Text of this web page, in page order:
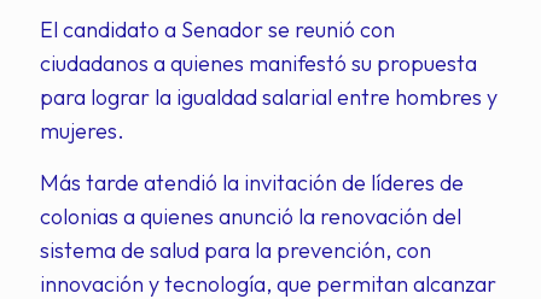
El candidato a Senador se reunió con
ciudadanos a quienes manifestó su propuesta
para lograr la igualdad salarial entre hombres y
mujeres.
Más tarde atendió la invitación de líderes de
colonias a quienes anunció la renovación del
sistema de salud para la prevención, con
innovación y tecnología, que permitan alcanzar